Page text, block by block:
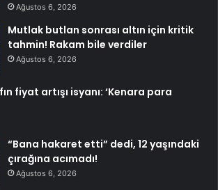
Ağustos 6, 2026
Mutlak butlan sonrası altın için kritik
tahmin! Rakam bile verdiler
Ağustos 6, 2026
fiyat artışı isyanı: ‘Kenara para
“Bana hakaret etti” dedi, 12 yaşındaki
çırağına acımadı!
Ağustos 6, 2026